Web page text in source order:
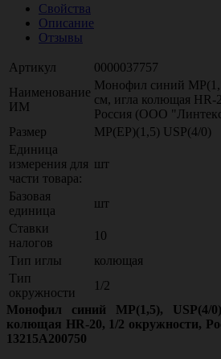
Свойства
Описание
Отзывы
Артикул
0000037757
Наименование
ИМ
Монофил синий
см, игла колющая HR-
Россия (ООО
Размер
МР(EP)(1,5) USP(4/0)
Единица
измерения для
части товара:
шт
Базовая
единица
шт
Ставки
налогов
10
Тип иглы
колющая
Тип
окружности
1/2
Монофил синий МР(1,5), USP(4/
колющая HR-20, 1/2 окружности,
13215A200750